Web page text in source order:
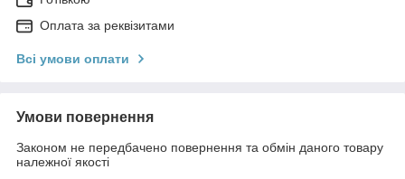
Оплата за реквізитами
Всі умови оплати
Умови повернення
Законом не передбачено повернення та обмін даного товару
належної якості